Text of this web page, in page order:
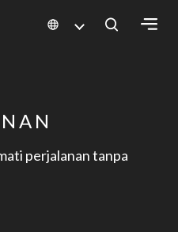
perjalanan tanpa